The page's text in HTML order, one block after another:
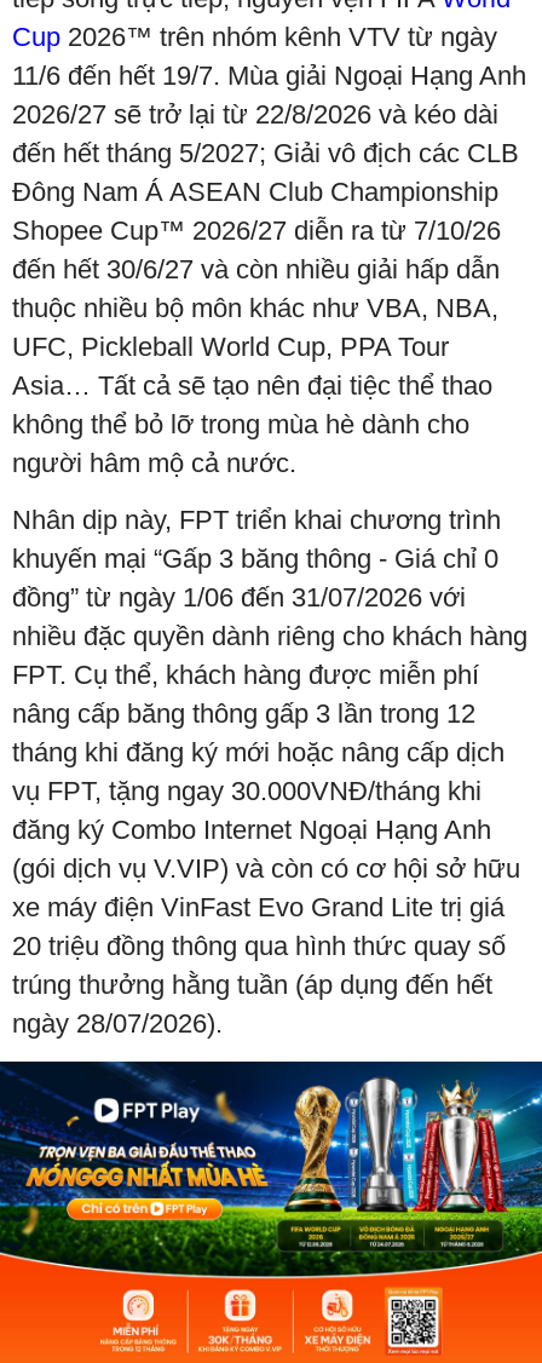
Cup 2026™ trên nhóm kênh VTV từ ngày
11/6 đến hết 19/7. Mùa giải Ngoại Hạng Anh
2026/27 sẽ trở lại từ 22/8/2026 và kéo dài
đến hết tháng 5/2027; Giải vô địch các CLB
Đông Nam Á ASEAN Club Championship
Shopee Cup™ 2026/27 diễn ra từ 7/10/26
đến hết 30/6/27 và còn nhiều giải hấp dẫn
thuộc nhiều bộ môn khác như VBA, NBA,
UFC, Pickleball World Cup, PPA Tour
Asia… Tất cả sẽ tạo nên đại tiệc thể thao
không thể bỏ lỡ trong mùa hè dành cho
người hâm mộ cả nước.
Nhân dịp này, FPT triển khai chương trình
khuyến mại “Gấp 3 băng thông - Giá chỉ 0
đồng” từ ngày 1/06 đến 31/07/2026 với
nhiều đặc quyền dành riêng cho khách hàng
FPT. Cụ thể, khách hàng được miễn phí
nâng cấp băng thông gấp 3 lần trong 12
tháng khi đăng ký mới hoặc nâng cấp dịch
vụ FPT, tặng ngay 30.000VNĐ/tháng khi
đăng ký Combo Internet Ngoại Hạng Anh
(gói dịch vụ V.VIP) và còn có cơ hội sở hữu
xe máy điện VinFast Evo Grand Lite trị giá
20 triệu đồng thông qua hình thức quay số
trúng thưởng hằng tuần (áp dụng đến hết
ngày 28/07/2026).